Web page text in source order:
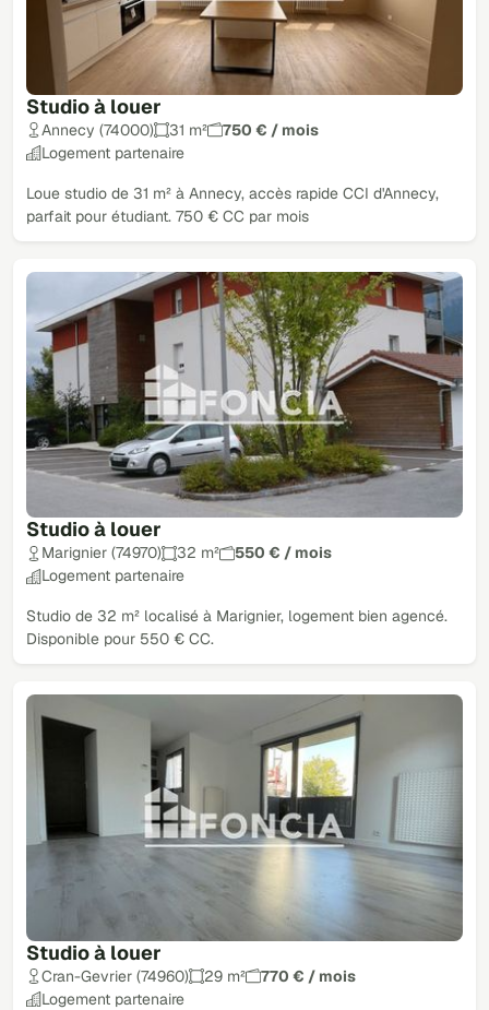
Studio à louer
Annecy (74000) 31 m²
750 € / mois
Logement partenaire
Loue studio de 31 m² à Annecy, accès rapide CCI d'Annecy,
parfait pour étudiant. 750 € CC par mois
Studio à louer
Marignier (74970) 32 m²
550 € / mois
Logement partenaire
Studio de 32 m² localisé à Marignier, logement bien agencé.
Disponible pour 550 € CC.
Studio à louer
Cran-Gevrier (74960) 29 m²
770 € / mois
Logement partenaire